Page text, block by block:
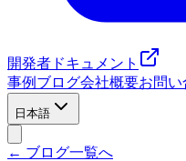
開発者ドキュメント
事例 ブログ会社概要お問
日本語
← ブログ一覧へ